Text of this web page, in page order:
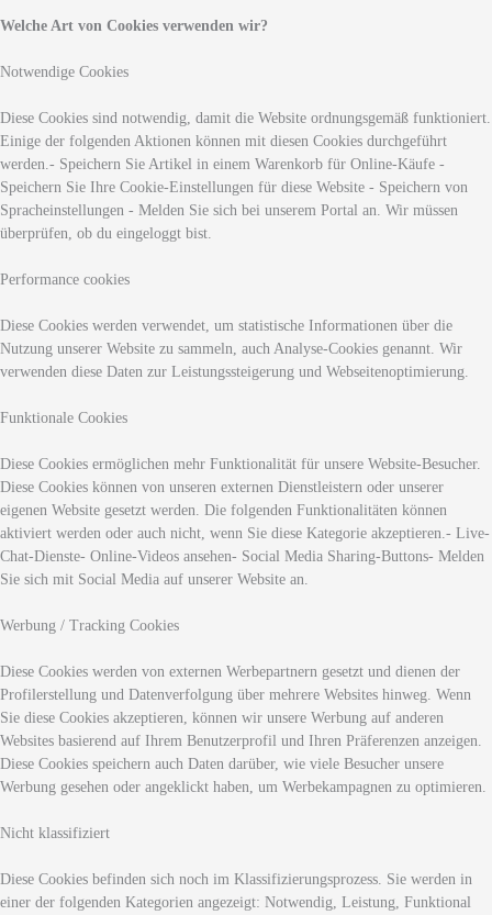
Welche Art von Cookies verwenden wir?
Notwendige Cookies
Diese Cookies sind notwendig, damit die Website ordnungsgemäß funktioniert.
Einige der folgenden Aktionen können mit diesen Cookies durchgeführt
werden.- Speichern Sie Artikel in einem Warenkorb für Online-Käufe -
Speichern Sie Ihre Cookie-Einstellungen für diese Website - Speichern von
Spracheinstellungen - Melden Sie sich bei unserem Portal an. Wir müssen
überprüfen, ob du eingeloggt bist.
Performance cookies
Diese Cookies werden verwendet, um statistische Informationen über die
Nutzung unserer Website zu sammeln, auch Analyse-Cookies genannt. Wir
verwenden diese Daten zur Leistungssteigerung und Webseitenoptimierung.
Funktionale Cookies
Diese Cookies ermöglichen mehr Funktionalität für unsere Website-Besucher.
Diese Cookies können von unseren externen Dienstleistern oder unserer
eigenen Website gesetzt werden. Die folgenden Funktionalitäten können
aktiviert werden oder auch nicht, wenn Sie diese Kategorie akzeptieren.- Live-
Chat-Dienste- Online-Videos ansehen- Social Media Sharing-Buttons- Melden
Sie sich mit Social Media auf unserer Website an.
Werbung / Tracking Cookies
Diese Cookies werden von externen Werbepartnern gesetzt und dienen der
Profilerstellung und Datenverfolgung über mehrere Websites hinweg. Wenn
Sie diese Cookies akzeptieren, können wir unsere Werbung auf anderen
Websites basierend auf Ihrem Benutzerprofil und Ihren Präferenzen anzeigen.
Diese Cookies speichern auch Daten darüber, wie viele Besucher unsere
Werbung gesehen oder angeklickt haben, um Werbekampagnen zu optimieren.
Nicht klassifiziert
Diese Cookies befinden sich noch im Klassifizierungsprozess. Sie werden in
einer der folgenden Kategorien angezeigt: Notwendig, Leistung, Funktional